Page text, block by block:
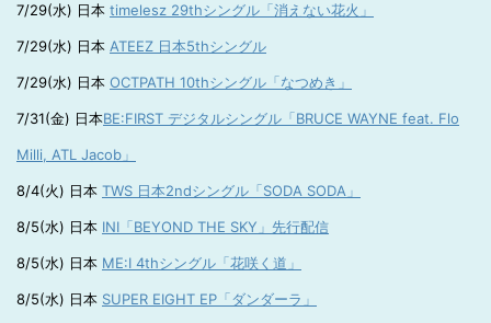
7/29(水) 日本 timelesz 29thシングル「消えない花火」
7/29(水) 日本 ATEEZ 日本5thシングル
7/29(水) 日本 OCTPATH 10thシングル「なつめき」
7/31(金) 日本BE:FIRST デジタルシングル「BRUCE WAYNE feat. Flo
Milli, ATL Jacob」
8/4(火) 日本 TWS 日本2ndシングル「SODA SODA」
8/5(水) 日本 INI「BEYOND THE SKY」先行配信
8/5(水) 日本 ME:I 4thシングル「花咲く道」
8/5(水) 日本 SUPER EIGHT EP「ダンダーラ」